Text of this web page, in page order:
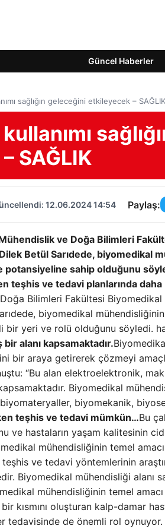
Güncel Haberler
sağlığın geleceğini etkileyecek – SAĞLIK
SAĞLIK
12.06.2024 14:54 Paylaş:
ve Doğa Bilimleri
Betül Sarıdede, biyomedikal
potansiyeline sahip olduğunu
teşhis ve tedavi planlarında daha
Bilimleri Fakültesi
biyomedikal
bir yeri ve rolü olduğunu söyledi.
alanı kapsamaktadır.
bir araya getirerek çözmeyi
“Bu alan elektroelektronik,
Biyomedikal
biyomekanik,
teşhis ve tedavi mümkün…Bu
ve hastaların yaşam kalitesinin
mühendisliğinin temel
ve tedavi yöntemlerinin
Biyomedikal mühendisliği alanı
mühendisliğinin temel
kısmını oluşturan kalp-damar
tedavisinde de önemli rol